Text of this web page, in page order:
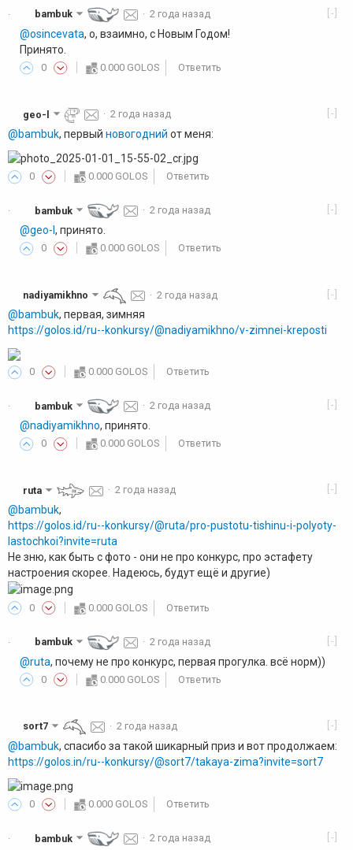
· [-]
bambuk · 2 года назад
@osincevata, о, взаимно, с Новым Годом!
Принято.
0 0.000 GOLOS Ответить
[-]
geo-l ·2 года назад
@bambuk, первый новогодний от меня:
0 0.000 GOLOS Ответить
· [-]
bambuk · 2 года назад
@geo-l , принято.
0 0.000 GOLOS Ответить
[-]
nadiyamikhno ·2 года назад
@bambuk, первая, зимняя
https://golos.id/ru--konkursy/@nadiyamikhno/v-zimnei-kreposti
0 0.000 GOLOS Ответить
· [-]
bambuk · 2 года назад
@nadiyamikhno, принято.
0 0.000 GOLOS Ответить
[-]
ruta · 2 года назад
@bambuk,
https://golos.id/ru--konkursy/@ruta/pro-pustotu-tishinu-i-polyoty-
lastochkoi?invite=ruta
Не зню, как быть с фото - они не про конкурс, про эстафету
настроения скорее. Надеюсь, будут ещё и другие)
0 0.000 GOLOS Ответить
· [-]
bambuk · 2 года назад
@ruta, почему не про конкурс, первая прогулка. всё норм))
0 0.000 GOLOS Ответить
[-]
sort7 ·2 года назад
@bambuk, спасибо за такой шикарный приз и вот продолжаем:
https://golos.in/ru--konkursy/@sort7/takaya-zima?invite=sort7
0 0.000 GOLOS Ответить
· [-]
bambuk · 2 года назад